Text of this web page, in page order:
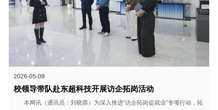
2026-05-09
校领导带队赴东超科技开展访企拓岗活动
本网讯（通讯员：刘晓蓉）为深入推进“访企拓岗促就业”专项行动，拓